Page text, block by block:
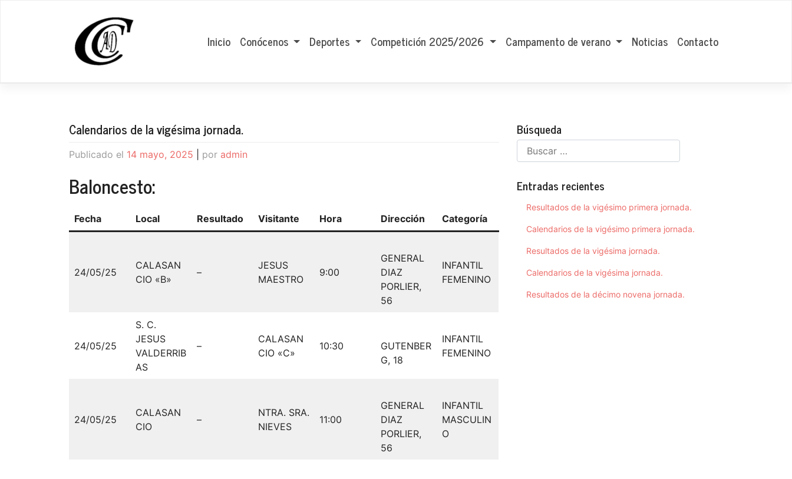
Inicio Conócenos Deportes Competición 2025/2026 Campamento de verano Noticias Contacto
Calendarios de la vigésima jornada.
Publicado el 14 mayo, 2025 por admin
Baloncesto:
Fecha Local Resultado Visitante Hora Dirección Categoría
24/05/25
CALASAN
CIO «B»
–
JESUS
MAESTRO
9:00
GENERAL
DIAZ
PORLIER,
56
INFANTIL
FEMENINO
24/05/25
S. C.
JESUS
VALDERRIB
AS
–
CALASAN
CIO «C»
10:30
GUTENBER
G, 18
INFANTIL
FEMENINO
24/05/25
CALASAN
CIO
–
NTRA. SRA.
NIEVES
11:00
GENERAL
DIAZ
PORLIER,
56
INFANTIL
MASCULIN
O
Búsqueda
Entradas recientes
Resultados de la vigésimo primera jornada.
Calendarios de la vigésimo primera jornada.
Resultados de la vigésima jornada.
Calendarios de la vigésima jornada.
Resultados de la décimo novena jornada.